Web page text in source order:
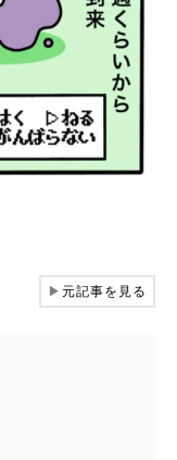
▶元記事を見る